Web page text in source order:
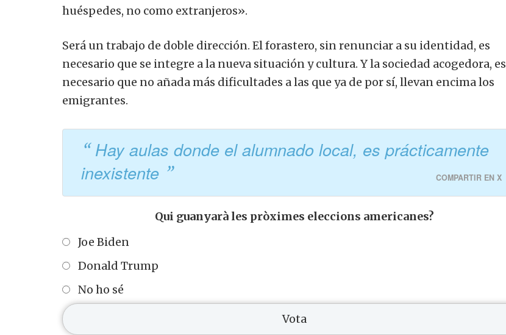
huéspedes, no como extranjeros».
Será un trabajo de doble dirección. El forastero, sin renunciar a su identidad, es
necesario que se integre a la nueva situación y cultura. Y la sociedad acogedora, es
necesario que no añada más dificultades a las que ya de por sí, llevan encima los
emigrantes.
Hay aulas donde el alumnado local, es prácticamente
inexistente
COMPARTIR EN X
Qui guanyarà les pròximes eleccions americanes?
Joe Biden
Donald Trump
No ho sé